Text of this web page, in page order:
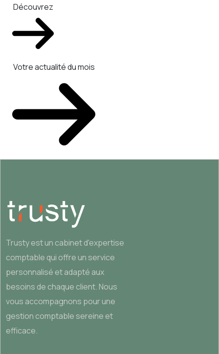
Découvrez
Votre actualité du mois
Trusty est un cabinet d'expertise
comptable qui offre un service
personnalisé et adapté aux
besoins de chaque client. Nous
vous accompagnons pour une
gestion comptable sereine et
efficace.